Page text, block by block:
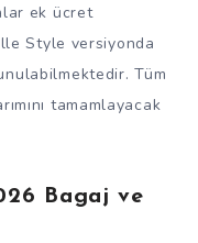
ek ücret
Style versiyonda
Tüm
tamamlayacak
Bagaj ve